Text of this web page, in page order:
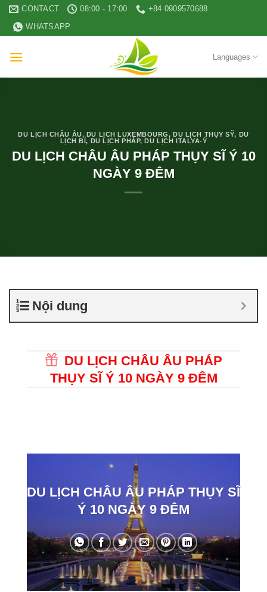
Skip
content
CONTACT 08:00 - 17:00
+84 0909570688
WHATSAPP
Languages
DU LỊCH CHÂU ÂU, DU LỊCH LUXEMBOURG,DU LỊCH THỤY SỸ, DU
LỊCH BỈ, DU LỊCH PHÁP,DU LỊCH ITALYA-Ý
DU LỊCH CHÂU ÂU PHÁP THỤY SĨ Ý 10
NGÀY 9 ĐÊM
Nội dung
DU LỊCH CHÂU ÂU PHÁP
THỤY SĨ Ý 10 NGÀY 9 ĐÊM
DU LỊCH CHÂU ÂU PHÁP THỤY SĨ
Ý 10 NGÀY 9 ĐÊM